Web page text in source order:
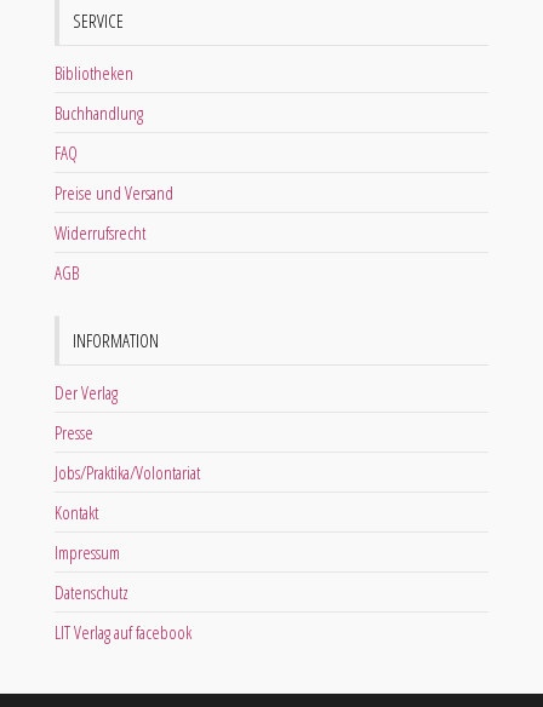
SERVICE
Bibliotheken
Buchhandlung
FAQ
Preise und Versand
Widerrufsrecht
AGB
INFORMATION
Der Verlag
Presse
Jobs/Praktika/Volontariat
Kontakt
Impressum
Datenschutz
LIT Verlag auf facebook